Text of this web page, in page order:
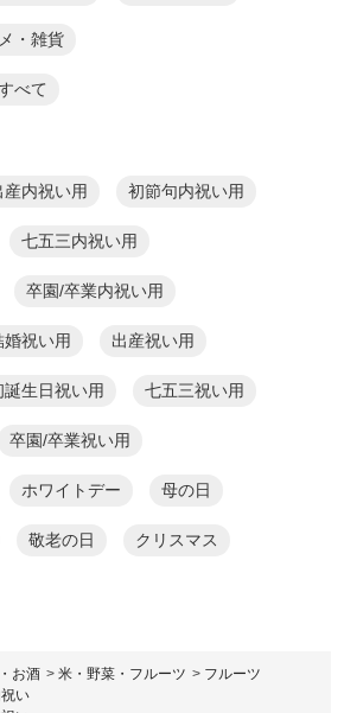
・雑貨
べて
産内祝い用 初節句内祝い用
七五三内祝い用
卒園/卒業内祝い用
婚祝い用 出産祝い用
誕生日祝い用 七五三祝い用
卒園/卒業祝い用
ホワイトデー 母の日
敬老の日 クリスマス
お酒 >米・野菜・フルーツ > フルーツ
い